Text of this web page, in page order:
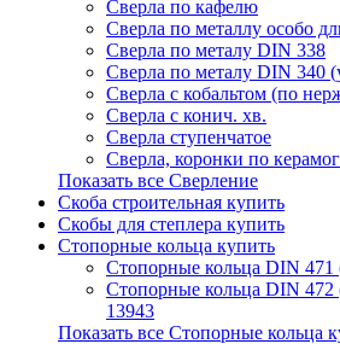
Сверла по кафелю
Сверла по металлу особо
Сверла по металу DIN 338
Сверла по металу DIN 340
Сверла с кобальтом (по
Сверла с конич. хв.
Сверла ступенчатое
Сверла, коронки по
Показать все Сверление
Скоба строительная купить
Скобы для степлера купить
Стопорные кольца купить
Стопорные кольца DIN
Стопорные кольца DIN
13943
Показать все Стопорные кольца